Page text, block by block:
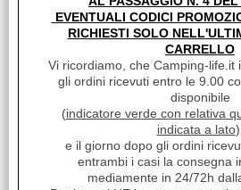
OSCURANTE
TIPO FS
€ 4,80 Sconto 23%
€3,70
Iva inclusa
EVENTUALI CODICI
RICHIESTI SOLO
CARRELLO
Vi ricordiamo, che Camping-life.it
gli ordini ricevuti entro le 9.00
disponibile
(indicatore verde con relativa
indicata a lato),
e il giorno dopo gli ordini
entrambi i casi la consegna
mediamente in 24/72h